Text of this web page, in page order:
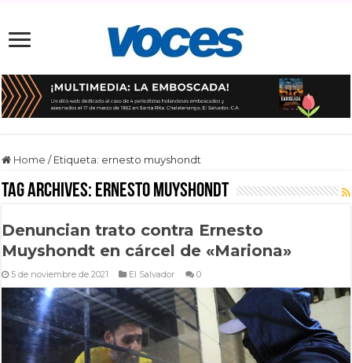
Home / Etiqueta: ernesto muyshondt
Tag Archives: ernesto muyshondt
Denuncian trato contra Ernesto
Muyshondt en cárcel de «Mariona»
5 de noviembre de 2021 El Salvador 0